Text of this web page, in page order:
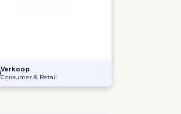
Overname van Cruise Travel door Fleur Broer
Verkoop
Consumer & Retail